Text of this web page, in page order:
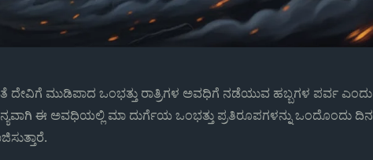
ದೇವಿಗೆ ಮುಡಿಪಾದ ಒಂಭತ್ತು ರಾತ್ರಿಗಳ ಅವಧಿಗೆ ನಡೆಯುವ ಹಬ್ಬಗಳ ಪರ್ವ ಎಂದು
ಈ ಅವಧಿಯಲ್ಲಿ ಮಾ ದುರ್ಗೆಯ ಒಂಭತ್ತು ಪ್ರತಿರೂಪಗಳನ್ನು ಒಂದೊಂದು ದಿನ